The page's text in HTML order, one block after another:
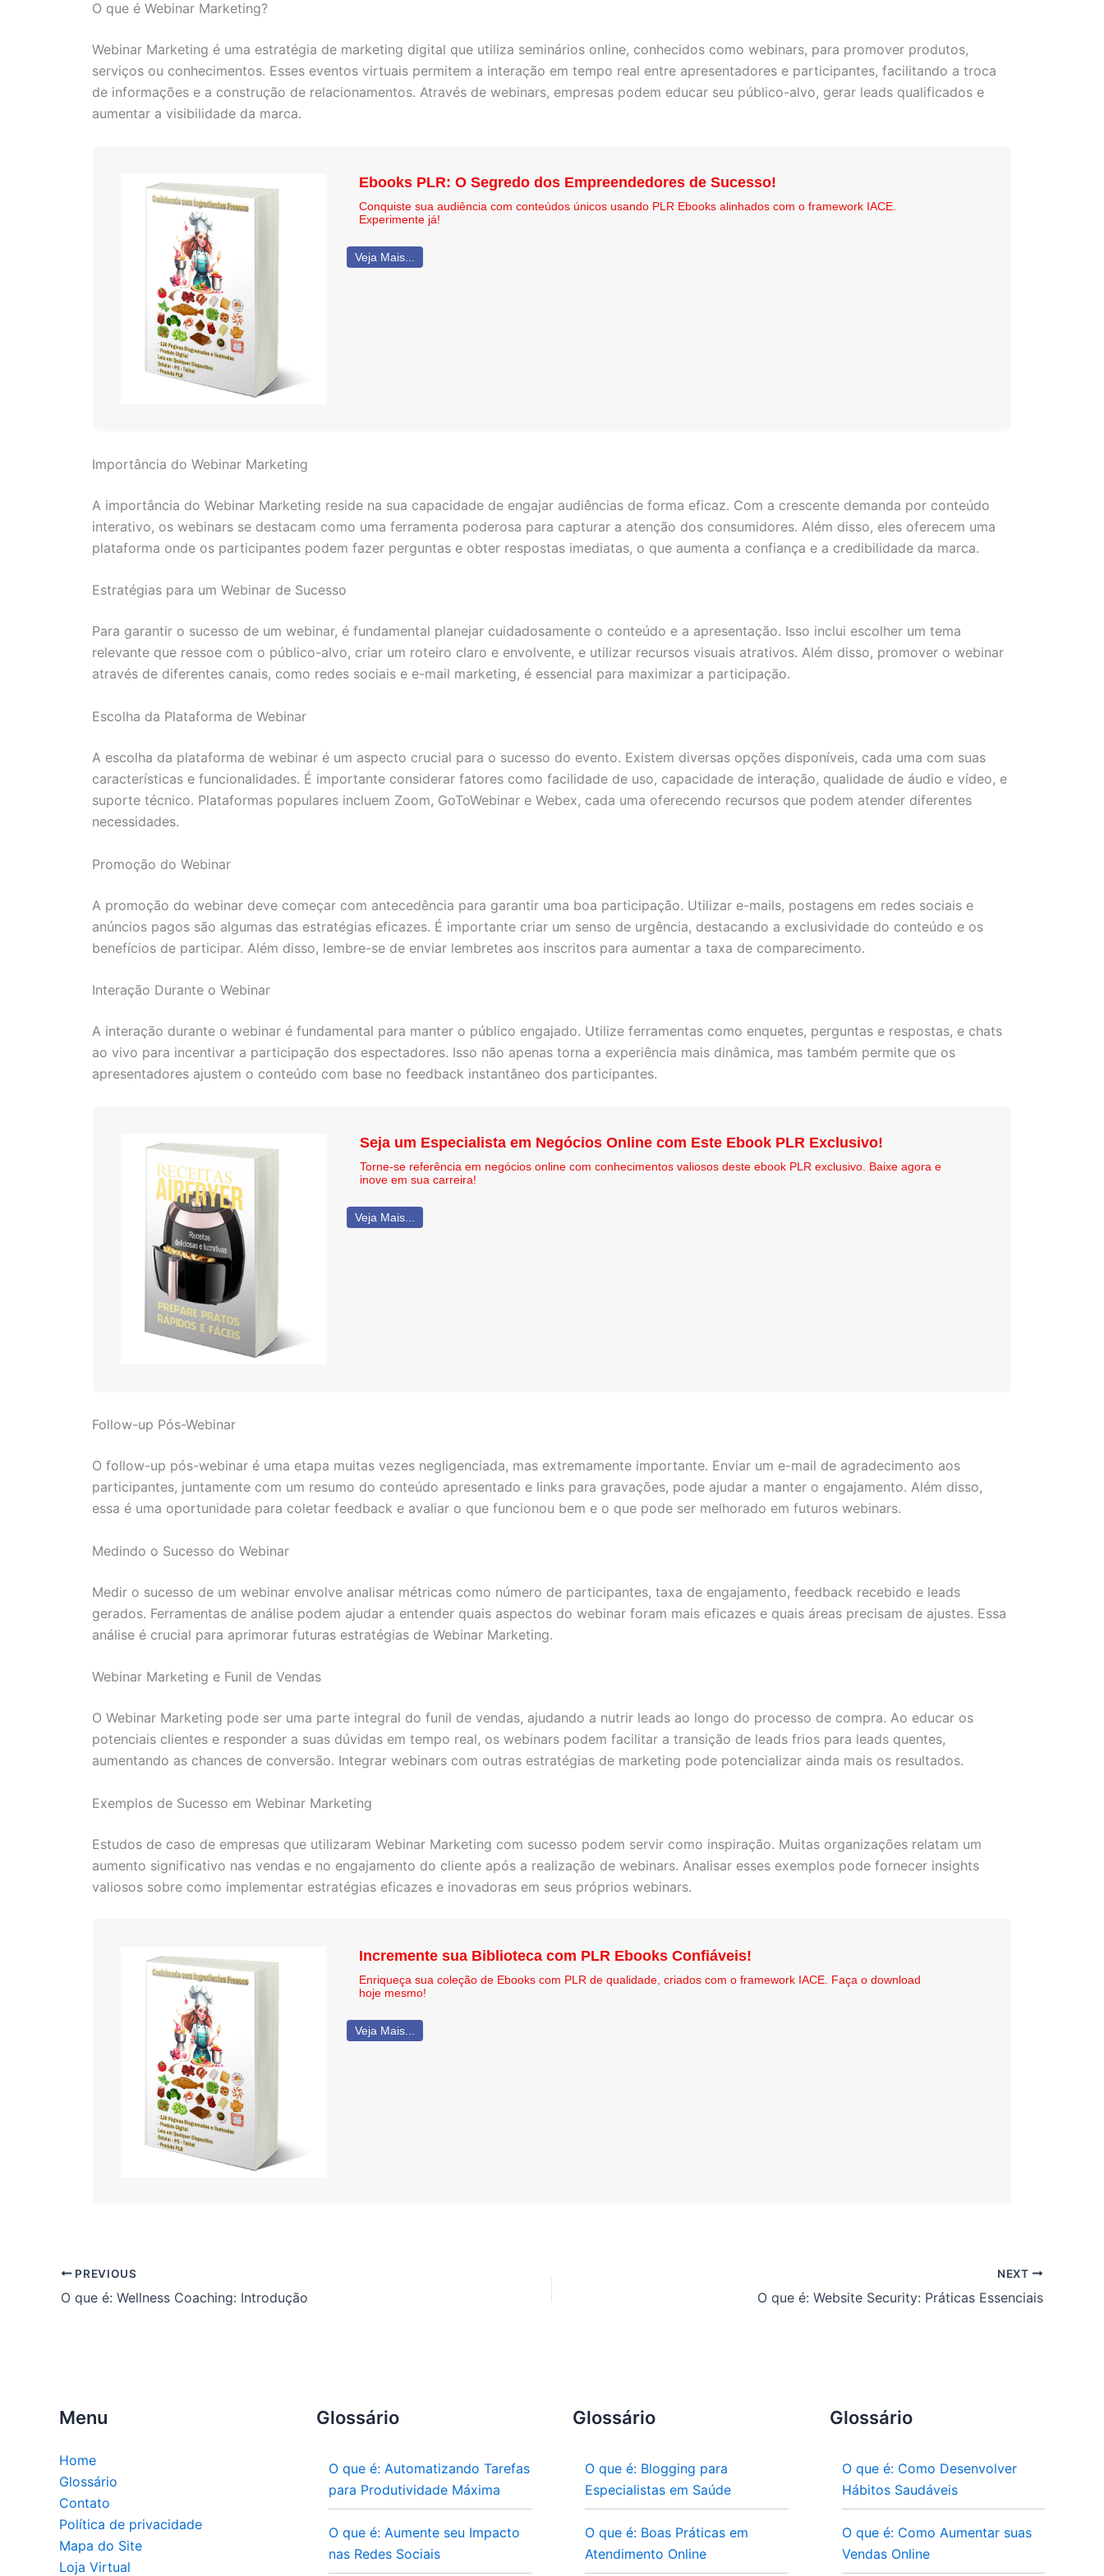
O que é Webinar Marketing?
Webinar Marketing é uma estratégia de marketing digital que utiliza seminários online, conhecidos como webinars, para promover produtos,
serviços ou conhecimentos. Esses eventos virtuais permitem a interação em tempo real entre apresentadores e participantes, facilitando a troca
de informações e a construção de relacionamentos. Através de webinars, empresas podem educar seu público-alvo, gerar leads qualificados e
aumentar a visibilidade da marca.
Ebooks PLR: O Segredo dos Empreendedores de Sucesso!
Conquiste sua audiência com conteúdos únicos usando PLR Ebooks alinhados com o framework IACE.
Experimente já!
Veja Mais...
Importância do Webinar Marketing
A importância do Webinar Marketing reside na sua capacidade de engajar audiências de forma eficaz. Com a crescente demanda por conteúdo
interativo, os webinars se destacam como uma ferramenta poderosa para capturar a atenção dos consumidores. Além disso, eles oferecem uma
plataforma onde os participantes podem fazer perguntas e obter respostas imediatas, o que aumenta a confiança e a credibilidade da marca.
Estratégias para um Webinar de Sucesso
Para garantir o sucesso de um webinar, é fundamental planejar cuidadosamente o conteúdo e a apresentação. Isso inclui escolher um tema
relevante que ressoe com o público-alvo, criar um roteiro claro e envolvente, e utilizar recursos visuais atrativos. Além disso, promover o webinar
através de diferentes canais, como redes sociais e e-mail marketing, é essencial para maximizar a participação.
Escolha da Plataforma de Webinar
A escolha da plataforma de webinar é um aspecto crucial para o sucesso do evento. Existem diversas opções disponíveis, cada uma com suas
características e funcionalidades. É importante considerar fatores como facilidade de uso, capacidade de interação, qualidade de áudio e vídeo, e
suporte técnico. Plataformas populares incluem Zoom, GoToWebinar e Webex, cada uma oferecendo recursos que podem atender diferentes
necessidades.
Promoção do Webinar
A promoção do webinar deve começar com antecedência para garantir uma boa participação. Utilizar e-mails, postagens em redes sociais e
anúncios pagos são algumas das estratégias eficazes. É importante criar um senso de urgência, destacando a exclusividade do conteúdo e os
benefícios de participar. Além disso, lembre-se de enviar lembretes aos inscritos para aumentar a taxa de comparecimento.
Interação Durante o Webinar
A interação durante o webinar é fundamental para manter o público engajado. Utilize ferramentas como enquetes, perguntas e respostas, e chats
ao vivo para incentivar a participação dos espectadores. Isso não apenas torna a experiência mais dinâmica, mas também permite que os
apresentadores ajustem o conteúdo com base no feedback instantâneo dos participantes.
Seja um Especialista em Negócios Online com Este Ebook PLR Exclusivo!
Torne-se referência em negócios online com conhecimentos valiosos deste ebook PLR exclusivo. Baixe agora e
inove em sua carreira!
Veja Mais...
Follow-up Pós-Webinar
O follow-up pós-webinar é uma etapa muitas vezes negligenciada, mas extremamente importante. Enviar um e-mail de agradecimento aos
participantes, juntamente com um resumo do conteúdo apresentado e links para gravações, pode ajudar a manter o engajamento. Além disso,
essa é uma oportunidade para coletar feedback e avaliar o que funcionou bem e o que pode ser melhorado em futuros webinars.
Medindo o Sucesso do Webinar
Medir o sucesso de um webinar envolve analisar métricas como número de participantes, taxa de engajamento, feedback recebido e leads
gerados. Ferramentas de análise podem ajudar a entender quais aspectos do webinar foram mais eficazes e quais áreas precisam de ajustes. Essa
análise é crucial para aprimorar futuras estratégias de Webinar Marketing.
Webinar Marketing e Funil de Vendas
O Webinar Marketing pode ser uma parte integral do funil de vendas, ajudando a nutrir leads ao longo do processo de compra. Ao educar os
potenciais clientes e responder a suas dúvidas em tempo real, os webinars podem facilitar a transição de leads frios para leads quentes,
aumentando as chances de conversão. Integrar webinars com outras estratégias de marketing pode potencializar ainda mais os resultados.
Exemplos de Sucesso em Webinar Marketing
Estudos de caso de empresas que utilizaram Webinar Marketing com sucesso podem servir como inspiração. Muitas organizações relatam um
aumento significativo nas vendas e no engajamento do cliente após a realização de webinars. Analisar esses exemplos pode fornecer insights
valiosos sobre como implementar estratégias eficazes e inovadoras em seus próprios webinars.
Incremente sua Biblioteca com PLR Ebooks Confiáveis!
Enriqueça sua coleção de Ebooks com PLR de qualidade, criados com o framework IACE. Faça o download
hoje mesmo!
Veja Mais...
PREVIOUS
O que é: Wellness Coaching: Introdução
NEXT
O que é: Website Security: Práticas Essenciais
Menu
Home
Glossário
Contato
Política de privacidade
Mapa do Site
Loja Virtual
Glossário
O que é: Automatizando Tarefas
para Produtividade Máxima
O que é: Aumente seu Impacto
nas Redes Sociais
Glossário
O que é: Blogging para
Especialistas em Saúde
O que é: Boas Práticas em
Atendimento Online
Glossário
O que é: Como Desenvolver
Hábitos Saudáveis
O que é: Como Aumentar suas
Vendas Online